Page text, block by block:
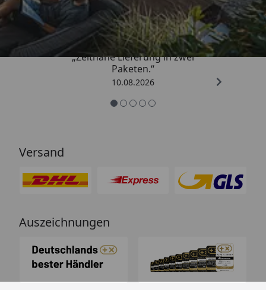
4,81/ 5
„Zeitnahe Lieferung in zwei
Paketen.“
10.08.2026
Versand
Auszeichnungen